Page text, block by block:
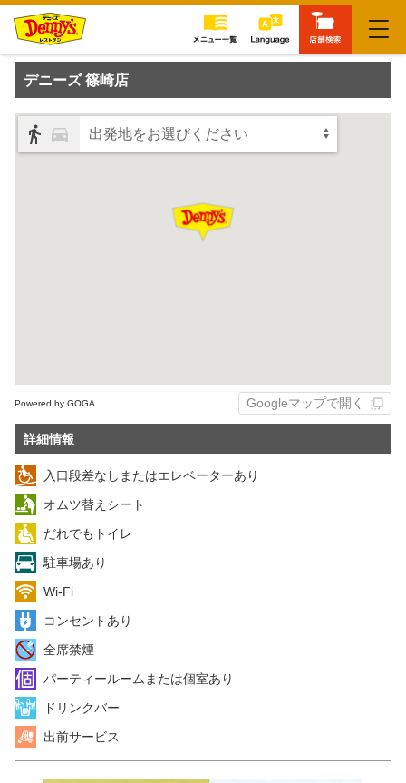
閉じる
デニーズ 篠崎店
出発地をお選びください
Powered by GOGA Googleマップで開く
詳細情報
入口段差なしまたはエレベーターあり
オムツ替えシート
だれでもトイレ
駐車場あり
Wi-Fi
コンセントあり
全席禁煙
パーティールームまたは個室あり
ドリンクバー
出前サービス